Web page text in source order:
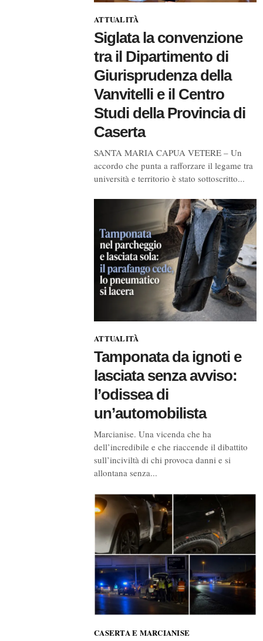
ATTUALITÀ
Siglata la convenzione
tra il Dipartimento di
Giurisprudenza della
Vanvitelli e il Centro
Studi della Provincia di
Caserta
SANTA MARIA CAPUA VETERE – Un
accordo che punta a rafforzare il legame tra
università e territorio è stato sottoscritto...
ATTUALITÀ
Tamponata da ignoti e
lasciata senza avviso:
l’odissea di
un’automobilista
Marcianise. Una vicenda che ha
dell’incredibile e che riaccende il dibattito
sull’inciviltà di chi provoca danni e si
allontana senza...
CASERTA E MARCIANISE